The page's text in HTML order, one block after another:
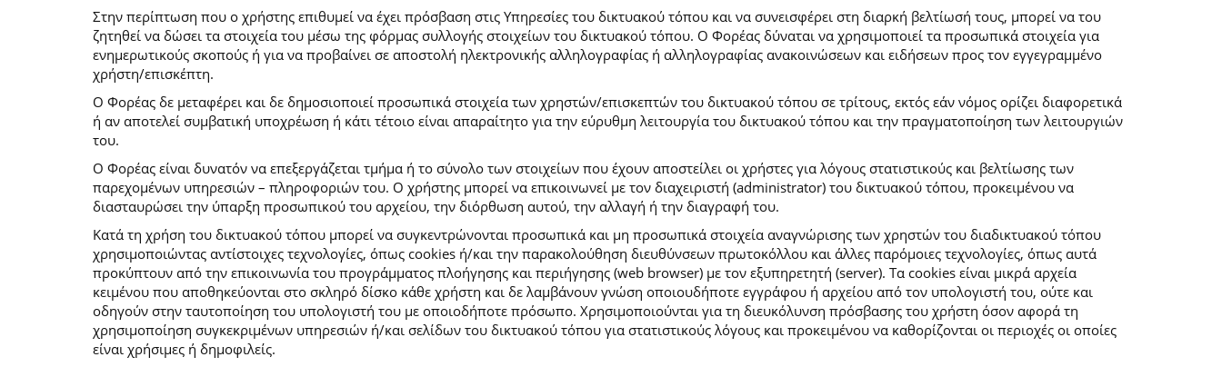
Στην περίπτωση που ο χρήστης επιθυμεί να έχει πρόσβαση στις Υπηρεσίες του δικτυακού τόπου και να συνεισφέρει στη διαρκή βελτίωσή τους, μπορεί να του
ζητηθεί να δώσει τα στοιχεία του μέσω της φόρμας συλλογής στοιχείων του δικτυακού τόπου. Ο Φορέας δύναται να χρησιμοποιεί τα προσωπικά στοιχεία για
ενημερωτικούς σκοπούς ή για να προβαίνει σε αποστολή ηλεκτρονικής αλληλογραφίας ή αλληλογραφίας ανακοινώσεων και ειδήσεων προς τον εγγεγραμμένο
χρήστη/επισκέπτη.
Ο Φορέας δε μεταφέρει και δε δημοσιοποιεί προσωπικά στοιχεία των χρηστών/επισκεπτών του δικτυακού τόπου σε τρίτους, εκτός εάν νόμος ορίζει διαφορετικά
ή αν αποτελεί συμβατική υποχρέωση ή κάτι τέτοιο είναι απαραίτητο για την εύρυθμη λειτουργία του δικτυακού τόπου και την πραγματοποίηση των λειτουργιών
του.
Ο Φορέας είναι δυνατόν να επεξεργάζεται τμήμα ή το σύνολο των στοιχείων που έχουν αποστείλει οι χρήστες για λόγους στατιστικούς και βελτίωσης των
παρεχομένων υπηρεσιών – πληροφοριών του. Ο χρήστης μπορεί να επικοινωνεί με τον διαχειριστή (administrator) του δικτυακού τόπου, προκειμένου να
διασταυρώσει την ύπαρξη προσωπικού του αρχείου, την διόρθωση αυτού, την αλλαγή ή την διαγραφή του.
Κατά τη χρήση του δικτυακού τόπου μπορεί να συγκεντρώνονται προσωπικά και μη προσωπικά στοιχεία αναγνώρισης των χρηστών του διαδικτυακού τόπου
χρησιμοποιώντας αντίστοιχες τεχνολογίες, όπως cookies ή/και την παρακολούθηση διευθύνσεων πρωτοκόλλου και άλλες παρόμοιες τεχνολογίες, όπως αυτά
προκύπτουν από την επικοινωνία του προγράμματος πλοήγησης και περιήγησης (web browser) με τον εξυπηρετητή (server). Τα cookies είναι μικρά αρχεία
κειμένου που αποθηκεύονται στο σκληρό δίσκο κάθε χρήστη και δε λαμβάνουν γνώση οποιουδήποτε εγγράφου ή αρχείου από τον υπολογιστή του, ούτε και
οδηγούν στην ταυτοποίηση του υπολογιστή του με οποιοδήποτε πρόσωπο. Χρησιμοποιούνται για τη διευκόλυνση πρόσβασης του χρήστη όσον αφορά τη
χρησιμοποίηση συγκεκριμένων υπηρεσιών ή/και σελίδων του δικτυακού τόπου για στατιστικούς λόγους και προκειμένου να καθορίζονται οι περιοχές οι οποίες
είναι χρήσιμες ή δημοφιλείς.